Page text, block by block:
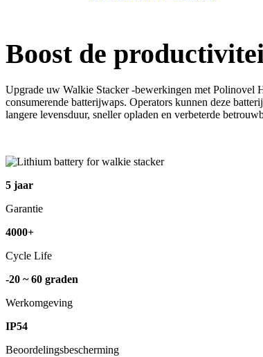
Boost de
Upgrade uw Walkie Stacker -bewerkingen met Polinovel
consumerende batterijwaps. Operators kunnen deze
langere levensduur, sneller opladen en verbeterde
5 jaar
Garantie
4000+
Cycle Life
-20 ~ 60 graden
Werkomgeving
IP54
Beoordelingsbescherming